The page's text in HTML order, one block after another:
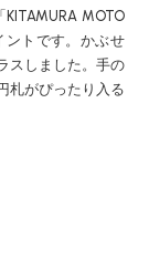
MOTO
ントです。かぶせ
スしました。手の
札がぴったり入る